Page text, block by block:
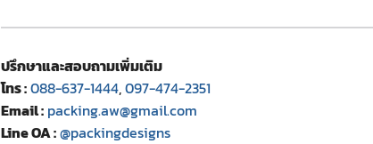
ปรึกษาและสอบถามเพิ่มเติม
โทร :088-637-1444,097-474-2351
Email : packing.aw@gmail.com
Line OA :@packingdesigns